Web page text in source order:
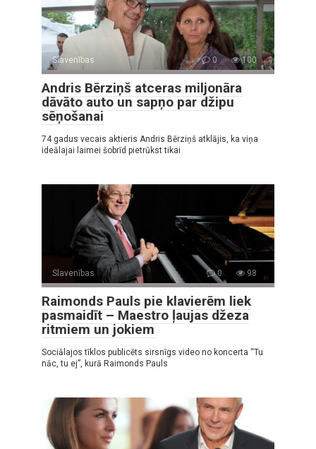
Slavenības 0 100
Andris Bērziņš atceras miljonāra
dāvāto auto un sapņo par džipu
sēņošanai
74 gadus vecais aktieris Andris Bērziņš atklājis, ka viņa
ideālajai laimei šobrīd pietrūkst tikai
Slavenības 0 98
Raimonds Pauls pie klavierēm liek
pasmaidīt – Maestro ļaujas džeza
ritmiem un jokiem
Sociālajos tīklos publicēts sirsnīgs video no koncerta “Tu
nāc, tu ej”, kurā Raimonds Pauls